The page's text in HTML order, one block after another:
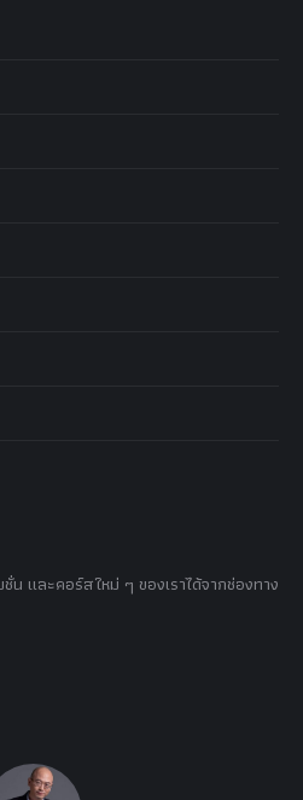
น และคอร์สใหม่ ๆ ของเราได้จากช่องทาง